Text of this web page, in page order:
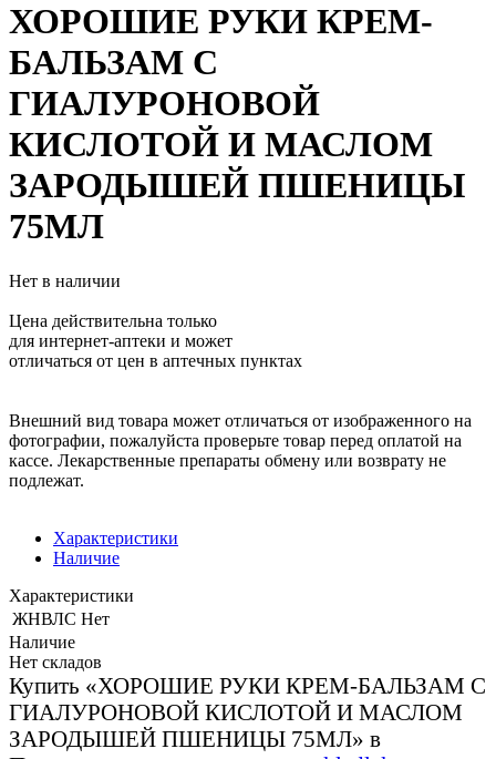
ХОРОШИЕ РУКИ КРЕМ-
БАЛЬЗАМ С
ГИАЛУРОНОВОЙ
КИСЛОТОЙ И МАСЛОМ
ЗАРОДЫШЕЙ ПШЕНИЦЫ
75МЛ
Нет в наличии
Цена действительна только
для интернет-аптеки и может
отличаться от цен в аптечных пунктах
Внешний вид товара может отличаться от изображенного на
фотографии, пожалуйста проверьте товар перед оплатой на
кассе. Лекарственные препараты обмену или возврату не
подлежат.
Характеристики
Наличие
Характеристики
ЖНВЛС Нет
Наличие
Нет складов
Купить «ХОРОШИЕ РУКИ КРЕМ-БАЛЬЗАМ С
ГИАЛУРОНОВОЙ КИСЛОТОЙ И МАСЛОМ
ЗАРОДЫШЕЙ ПШЕНИЦЫ 75МЛ» в